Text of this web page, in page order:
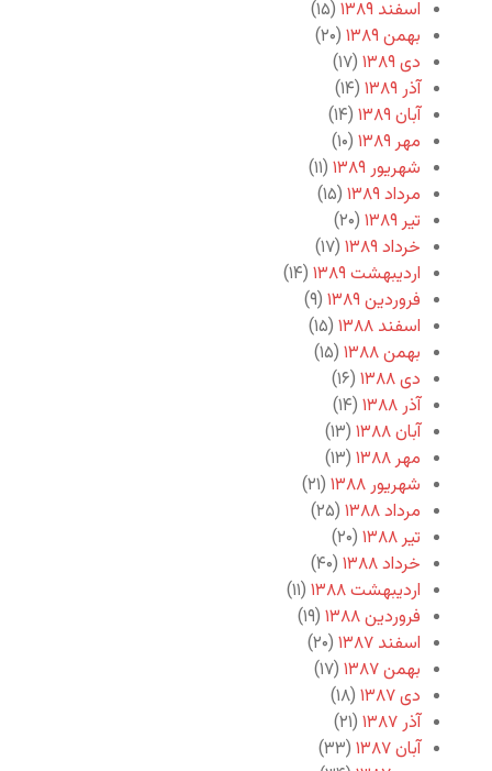
اسفند ۱۳۸۹
(۱۵)
بهمن ۱۳۸۹
(۲۰)
دی ۱۳۸۹
(۱۷)
آذر ۱۳۸۹
(۱۴)
آبان ۱۳۸۹
(۱۴)
مهر ۱۳۸۹
(۱۰)
شهریور ۱۳۸۹
(۱۱)
مرداد ۱۳۸۹
(۱۵)
تیر ۱۳۸۹
(۲۰)
خرداد ۱۳۸۹
(۱۷)
اردیبهشت ۱۳۸۹
(۱۴)
فروردین ۱۳۸۹
(۹)
اسفند ۱۳۸۸
(۱۵)
بهمن ۱۳۸۸
(۱۵)
دی ۱۳۸۸
(۱۶)
آذر ۱۳۸۸
(۱۴)
آبان ۱۳۸۸
(۱۳)
مهر ۱۳۸۸
(۱۳)
شهریور ۱۳۸۸
(۲۱)
مرداد ۱۳۸۸
(۲۵)
تیر ۱۳۸۸
(۲۰)
خرداد ۱۳۸۸
(۴۰)
اردیبهشت ۱۳۸۸
(۱۱)
فروردین ۱۳۸۸
(۱۹)
اسفند ۱۳۸۷
(۲۰)
بهمن ۱۳۸۷
(۱۷)
دی ۱۳۸۷
(۱۸)
آذر ۱۳۸۷
(۲۱)
آبان ۱۳۸۷
(۳۳)